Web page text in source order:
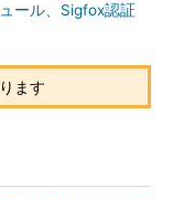
ール、Sigfox認証
ます